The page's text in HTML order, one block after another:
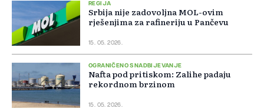
REGIJA
Srbija nije zadovoljna MOL-ovim
rješenjima za rafineriju u Pančevu
15. 05. 2026.
OGRANIČENO SNADBIJEVANJE
Nafta pod pritiskom: Zalihe padaju
rekordnom brzinom
15. 05. 2026.